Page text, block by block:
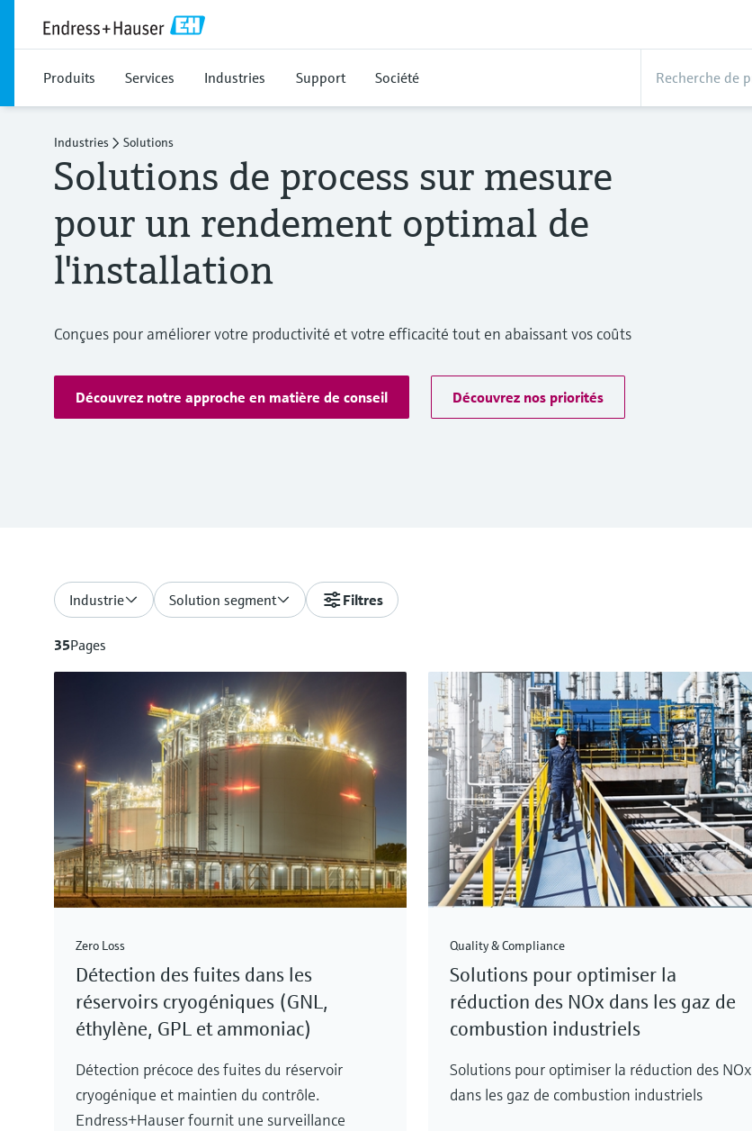
Produits Services Industries Support Société
Industries Solutions
Solutions de process sur mesure
pour un rendement optimal de
l'installation
Conçues pour améliorer votre productivité et votre efficacité tout en abaissant vos coûts
Découvrez notre approche en matière de conseil Découvrez nos priorités
Industrie Solution segment Filtres
35Pages
Zero Loss
Détection des fuites dans les
réservoirs cryogéniques (GNL,
éthylène, GPL et ammoniac)
Détection précoce des fuites du réservoir
cryogénique et maintien du contrôle.
Endress+Hauser fournit une surveillance
Quality & Compliance
Solutions pour optimiser la
réduction des NOx dans les gaz de
combustion industriels
Solutions pour optimiser la réduction des NOx
dans les gaz de combustion industriels